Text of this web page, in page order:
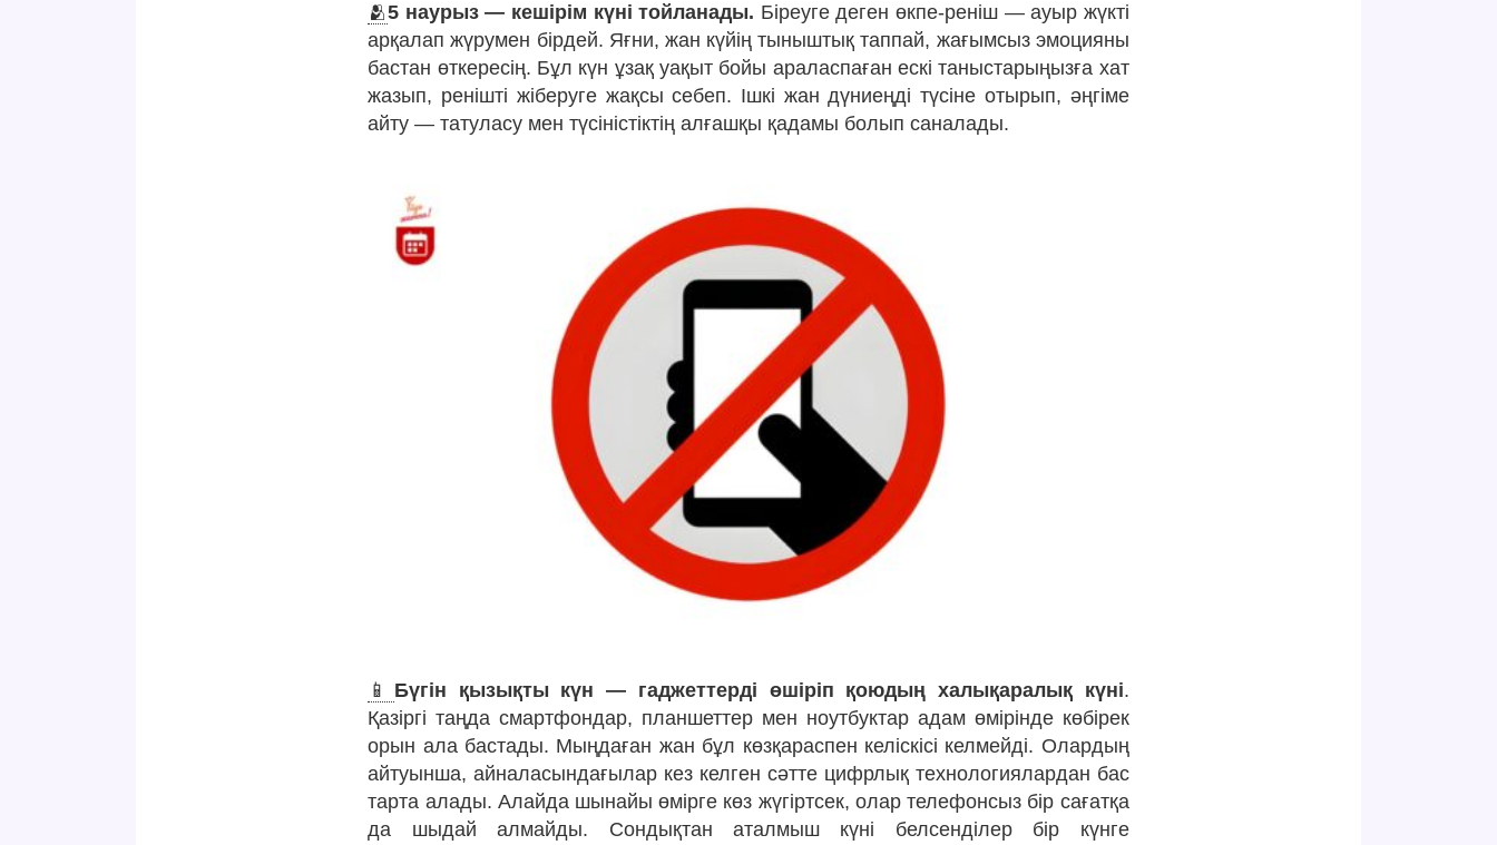
🫂5 наурыз — кешірім күні тойланады. Біреуге деген өкпе-реніш — ауыр жүкті
арқалап жүрумен бірдей. Яғни, жан күйің тыныштық таппай, жағымсыз эмоцияны
бастан өткересің. Бұл күн ұзақ уақыт бойы араласпаған ескі таныстарыңызға хат
жазып, ренішті жіберуге жақсы себеп. Ішкі жан дүниеңді түсіне отырып, әңгіме
айту — татуласу мен түсіністіктің алғашқы қадамы болып саналады.
📱 Бүгін қызықты күн — гаджеттерді өшіріп қоюдың халықаралық күні.
Қазіргі таңда смартфондар, планшеттер мен ноутбуктар адам өмірінде көбірек
орын ала бастады. Мыңдаған жан бұл көзқараспен келіскісі келмейді. Олардың
айтуынша, айналасындағылар кез келген сәтте цифрлық технологиялардан бас
тарта алады. Алайда шынайы өмірге көз жүгіртсек, олар телефонсыз бір сағатқа
да шыдай алмайды. Сондықтан аталмыш күні белсенділер бір күнге